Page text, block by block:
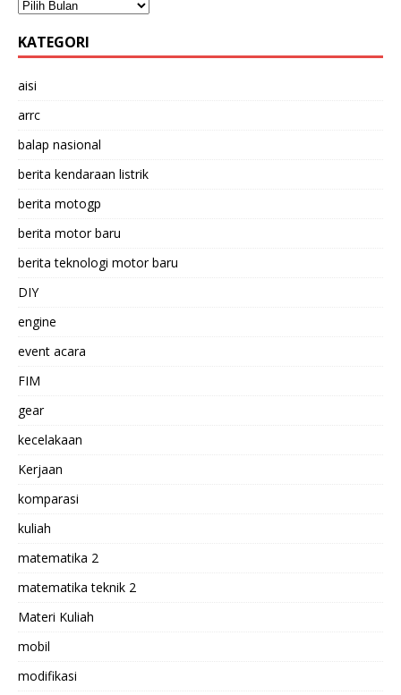
KATEGORI
aisi
arrc
balap nasional
berita kendaraan listrik
berita motogp
berita motor baru
berita teknologi motor baru
DIY
engine
event acara
FIM
gear
kecelakaan
Kerjaan
komparasi
kuliah
matematika 2
matematika teknik 2
Materi Kuliah
mobil
modifikasi